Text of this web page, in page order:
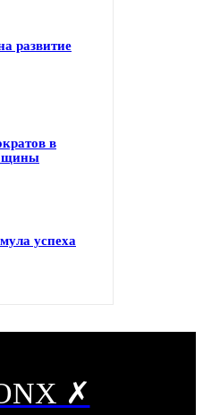
развитие
в
успеха
✗